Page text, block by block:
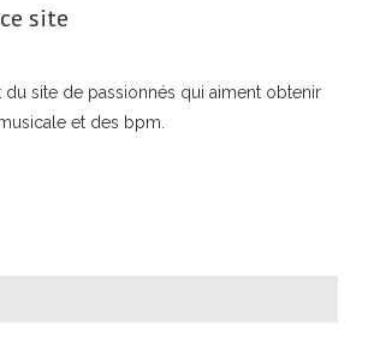
site
du site de passionnés qui aiment obtenir
et des bpm.